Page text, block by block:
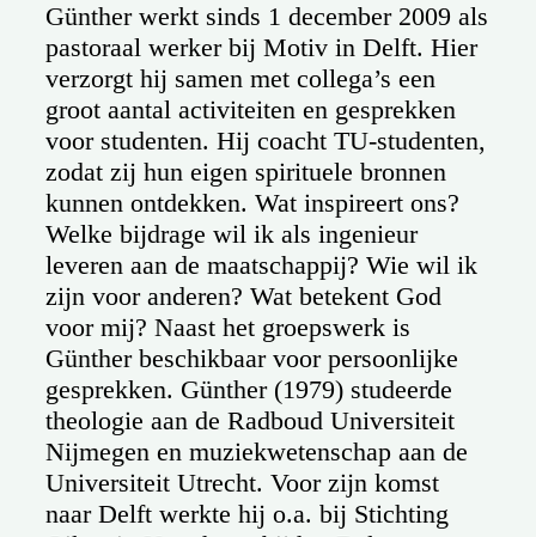
Günther werkt sinds 1 december 2009 als
pastoraal werker bij Motiv in Delft. Hier
verzorgt hij samen met collega’s een
groot aantal activiteiten en gesprekken
voor studenten. Hij coacht TU-studenten,
zodat zij hun eigen spirituele bronnen
kunnen ontdekken. Wat inspireert ons?
Welke bijdrage wil ik als ingenieur
leveren aan de maatschappij? Wie wil ik
zijn voor anderen? Wat betekent God
voor mij? Naast het groepswerk is
Günther beschikbaar voor persoonlijke
gesprekken. Günther (1979) studeerde
theologie aan de Radboud Universiteit
Nijmegen en muziekwetenschap aan de
Universiteit Utrecht. Voor zijn komst
naar Delft werkte hij o.a. bij Stichting